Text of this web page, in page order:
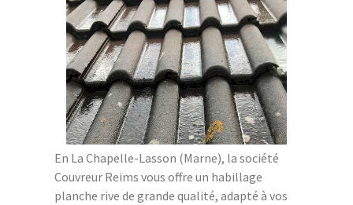
En La Chapelle-Lasson (Marne), la société
Couvreur Reims vous offre un habillage
planche rive de grande qualité, adapté à vos